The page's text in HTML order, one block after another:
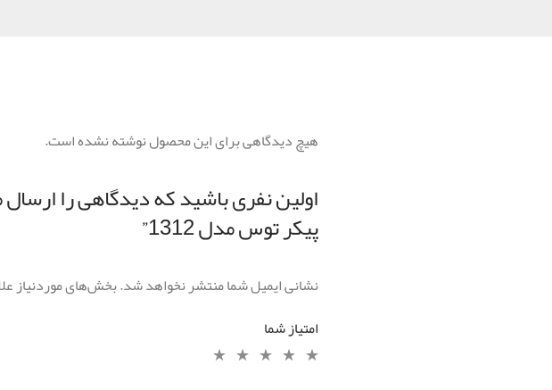
هیچ دیدگاهی برای این محصول نوشته نشده است.
اولین نفری باشید که دیدگاهی را
پیکر توس مدل 1312”
نشانی ایمیل شما منتشر نخواهد شد.بخش‌های موردنیاز
امتیاز شما